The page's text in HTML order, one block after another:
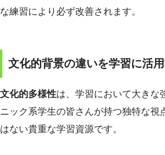
な練習により必ず改善されます。
文化的背景の違いを学習に活
文化的多様性は、学習において大きな
ニック系学生の皆さんが持つ独特な視
はない貴重な学習資源です。